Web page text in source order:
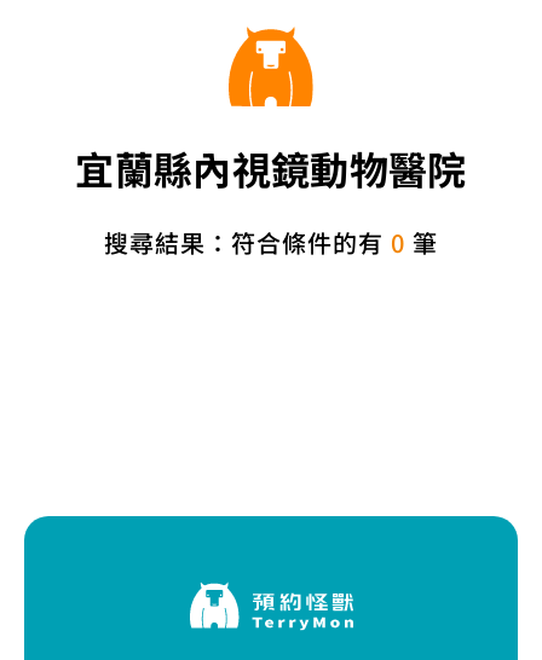
宜蘭縣內視鏡動物醫院
搜尋結果：符合條件的有 0 筆